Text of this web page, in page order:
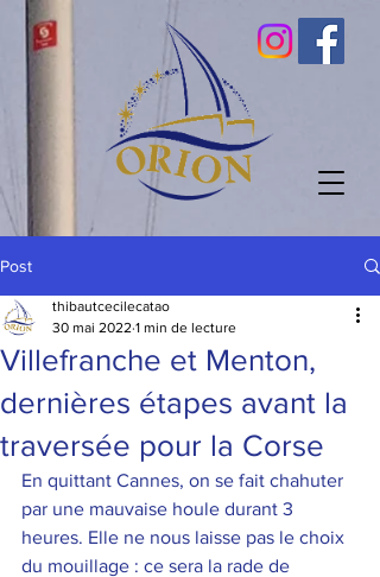
Post
Villefranche et Menton,
dernières étapes avant la
traversée pour la Corse
thibautcecilecatao
30 mai 2022 1 min de lecture
En quittant Cannes, on se fait chahuter
par une mauvaise houle durant 3
heures. Elle ne nous laisse pas le choix
du mouillage : ce sera la rade de